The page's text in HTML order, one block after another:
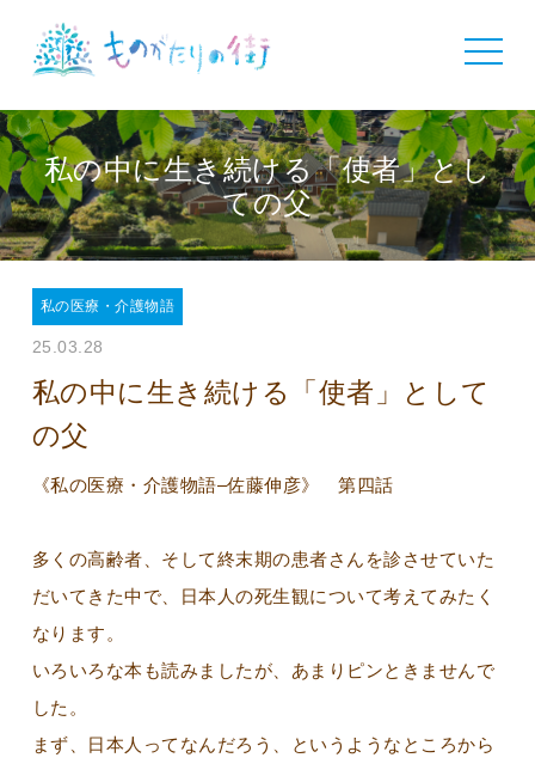
toggle
私の中に生き続ける「使者」とし
ての父
私の医療・介護物語
25.03.28
私の中に生き続ける「使者」として
の父
《私の医療・介護物語–佐藤伸彦》 第四話
多くの高齢者、そして終末期の患者さんを診させていた
だいてきた中で、日本人の死生観について考えてみたく
なります。
いろいろな本も読みましたが、あまりピンときませんで
した。
まず、日本人ってなんだろう、というようなところから